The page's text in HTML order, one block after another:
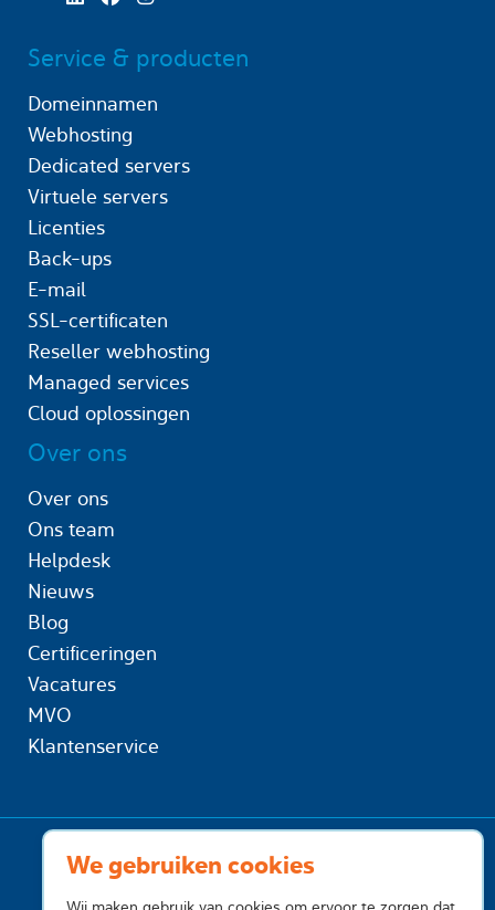
We gebruiken cookies
Service & producten
Domeinnamen
Webhosting
Dedicated servers
Virtuele servers
Licenties
Back-ups
E-mail
SSL-certificaten
Reseller webhosting
Managed services
Cloud oplossingen
Over ons
Over ons
Ons team
Helpdesk
Nieuws
Blog
Certificeringen
Vacatures
MVO
Klantenservice